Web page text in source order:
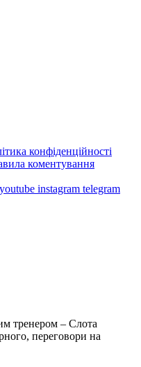
конфіденційності
коментування
youtube instagram telegram
тренером – Слота
переговори на